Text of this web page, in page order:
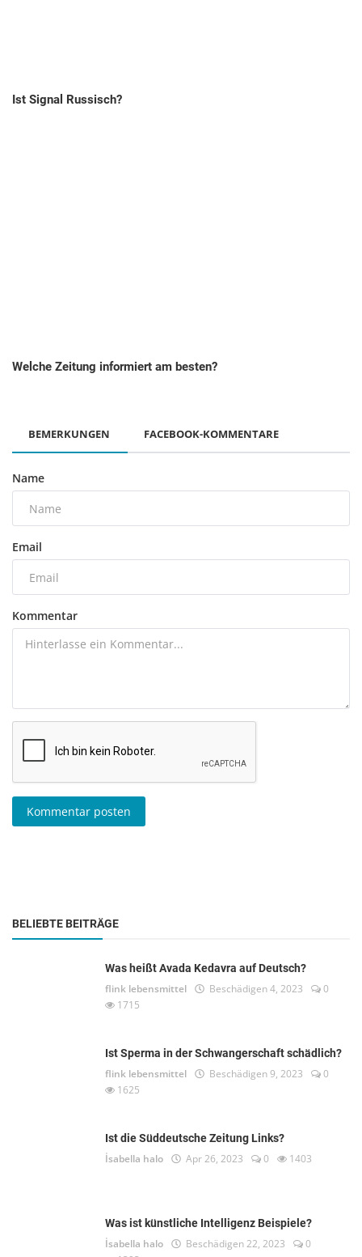
Ist Signal Russisch?
Welche Zeitung informiert am besten?
BEMERKUNGEN FACEBOOK-KOMMENTARE
Name
Email
Kommentar
Kommentar posten
BELIEBTE BEITRÄGE
Was heißt Avada Kedavra auf Deutsch?
flink lebensmittel Beschädigen 4, 2023
0
1715
Ist Sperma in der Schwangerschaft schädlich?
flink lebensmittel Beschädigen 9, 2023
0
1625
Ist die Süddeutsche Zeitung Links?
İsabella halo Apr 26, 2023 0 1403
Was ist künstliche Intelligenz Beispiele?
İsabella halo Beschädigen 22, 2023
0